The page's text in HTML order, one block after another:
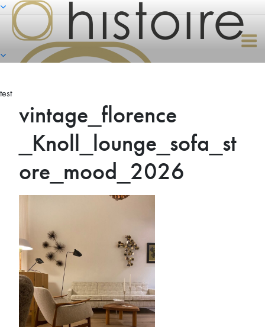
Naar
inhoud
springen
test
vintage_florence
_Knoll_lounge_sofa_st
ore_mood_2026